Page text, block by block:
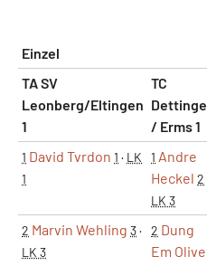
Einzel
TA SV
Leonberg/Eltingen
1
TC
/ Erms 1
1 David Tvrdon 1 · LK
1
1 Andre
Heckel 2
LK 3
2 Marvin Wehling 3·
LK 3
2 Dung
Em